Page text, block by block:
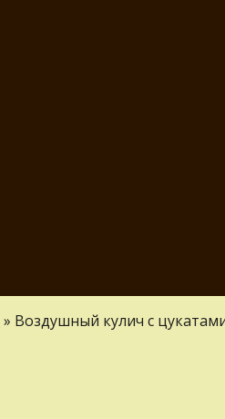
» Воздушный кулич с